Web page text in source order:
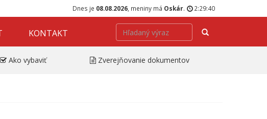
Dnes je 08.08.2026 , meniny má Oskár. 2:29:40
KONTAKT Hľadať
Ako vybaviť Zverejňovanie dokumentov